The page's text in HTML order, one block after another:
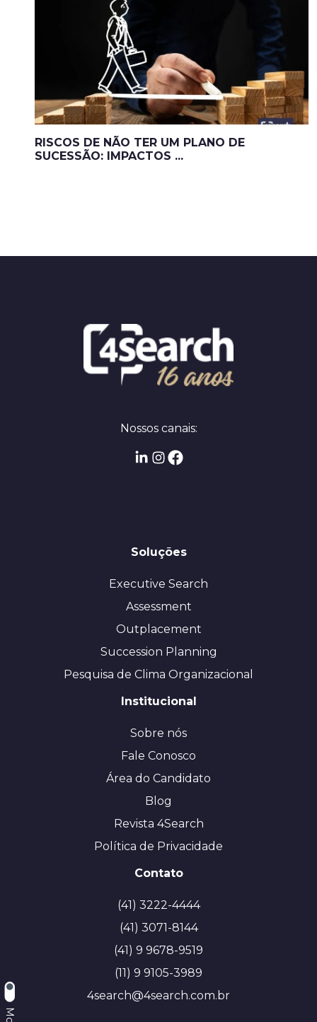
RISCOS DE NÃO TER UM PLANO DE
SUCESSÃO: IMPACTOS ...
Nossos canais:
Soluções
Executive Search
Assessment
Outplacement
Succession Planning
Pesquisa de Clima Organizacional
Institucional
Sobre nós
Fale Conosco
Área do Candidato
Blog
Revista 4Search
Política de Privacidade
Contato
(41) 3222-4444
(41) 3071-8144
(41) 9 9678-9519
(11) 9 9105-3989
4search@4search.com.br